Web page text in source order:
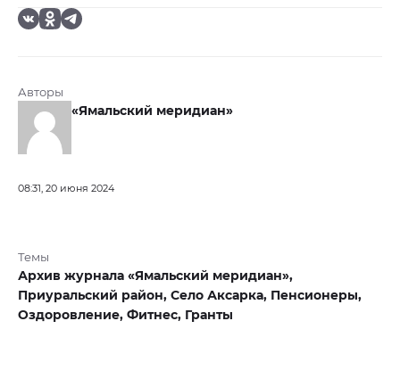
Авторы
«Ямальский меридиан»
08:31, 20 июня 2024
Темы
Архив журнала «Ямальский меридиан»,
Приуральский район, Село Аксарка, Пенсионеры,
Оздоровление, Фитнес, Гранты